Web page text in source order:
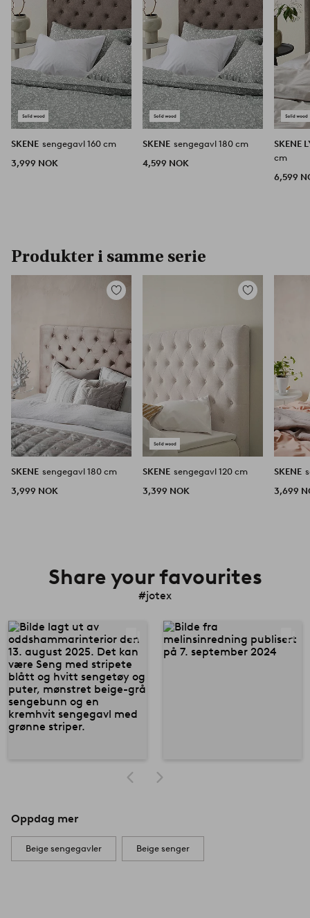
SKENE sengegavl 160 cm
3,999 NOK
SKENE sengegavl 180 cm
4,599 NOK
SKENE
cm
6,599
Produkter i samme serie
Legg
SKENE sengegavl 180 cm
3,999 NOK
Legg
SKENE sengegavl 120 cm
3,399 NOK
SKENE
3,699
Share your favourites
#jotex
Oppdag mer
Beige sengegavler Beige senger